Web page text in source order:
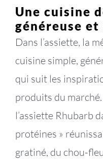
Une cuisine
généreuse et
Dans l’assiette, la
cuisine simple,
qui suit les
produits du
l’assiette Rhubarb
protéines »
gratiné, du chou-